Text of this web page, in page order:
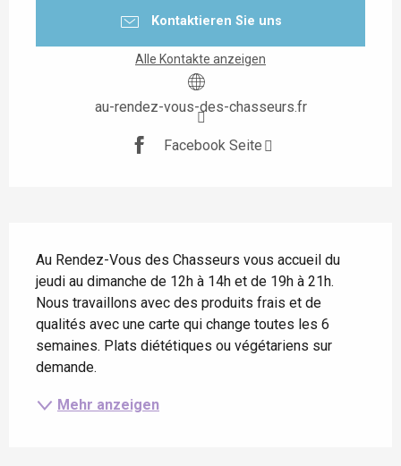
Kontaktieren Sie uns
Alle Kontakte anzeigen
au-rendez-vous-des-chasseurs.fr
Facebook Seite
Au Rendez-Vous des Chasseurs vous accueil du
jeudi au dimanche de 12h à 14h et de 19h à 21h.
Nous travaillons avec des produits frais et de
qualités avec une carte qui change toutes les 6
semaines. Plats diététiques ou végétariens sur
demande.
Mehr anzeigen